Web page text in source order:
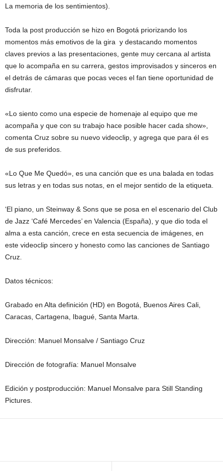
La memoria de los sentimientos).
Toda la post producción se hizo en Bogotá priorizando los
momentos más emotivos de la gira y destacando momentos
claves previos a las presentaciones, gente muy cercana al artista
que lo acompaña en su carrera, gestos improvisados y sinceros en
el detrás de cámaras que pocas veces el fan tiene oportunidad de
disfrutar.
«Lo siento como una especie de homenaje al equipo que me
acompaña y que con su trabajo hace posible hacer cada show»,
comenta Cruz sobre su nuevo videoclip, y agrega que para él es
de sus preferidos.
«Lo Que Me Quedó», es una canción que es una balada en todas
sus letras y en todas sus notas, en el mejor sentido de la etiqueta.
‘El piano, un Steinway & Sons que se posa en el escenario del Club
de Jazz ‘Café Mercedes’ en Valencia (España), y que dio toda el
alma a esta canción, crece en esta secuencia de imágenes, en
este videoclip sincero y honesto como las canciones de Santiago
Cruz.
Datos técnicos:
Grabado en Alta definición (HD) en Bogotá, Buenos Aires Cali,
Caracas, Cartagena, Ibagué, Santa Marta.
Dirección: Manuel Monsalve / Santiago Cruz
Dirección de fotografía: Manuel Monsalve
Edición y postproducción: Manuel Monsalve para Still Standing
Pictures.